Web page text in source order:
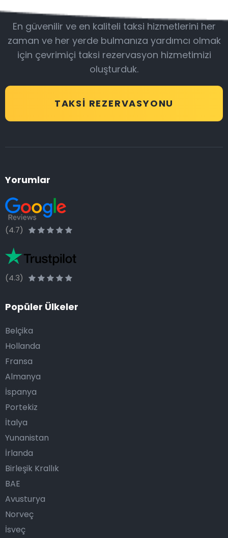
En güvenilir ve en kaliteli taksi hizmetlerini her
zaman ve her yerde bulmanıza yardımcı olmak
için çevrimiçi taksi rezervasyon hizmetimizi
oluşturduk.
TAKSI REZERVASYONU
Yorumlar
(4.7)
(4.3)
Popüler Ülkeler
Belçika
Hollanda
Fransa
Almanya
İspanya
Portekiz
İtalya
Yunanistan
İrlanda
Birleşik Krallık
BAE
Avusturya
Norveç
İsveç